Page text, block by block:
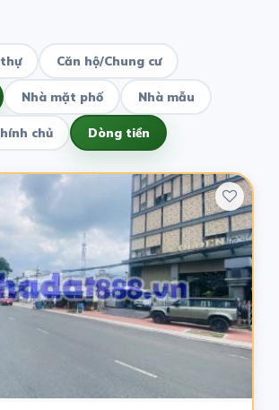
Căn hộ/Chung cư
Nhà mặt phố Nhà mẫu
chủ Dòng tiền